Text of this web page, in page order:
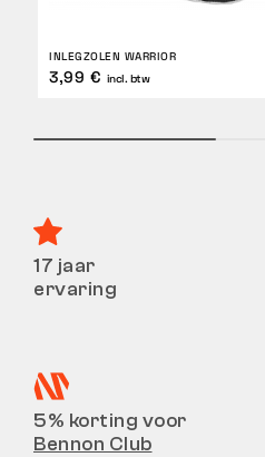
INLEGZOLEN WARRIOR
3,99 € incl. btw
17 jaar
ervaring
5% korting voor
Bennon Club